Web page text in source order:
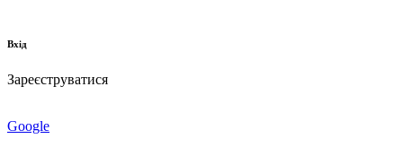
Вхід
Зареєструватися
Google